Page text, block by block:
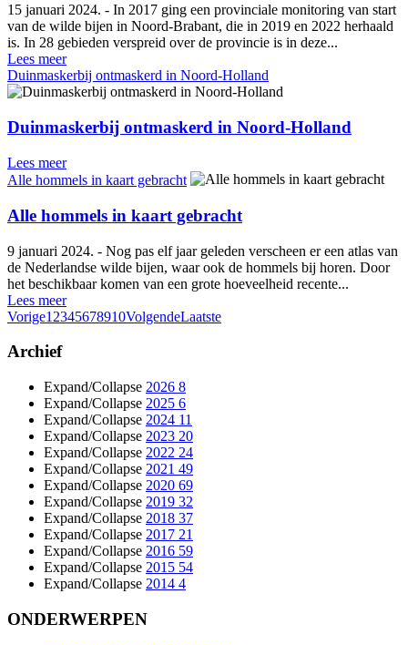
15 januari 2024. - In 2017 ging een provinciale monitoring van start
van de wilde bijen in Noord-Brabant, die in 2019 en 2022 herhaald
is. In 28 gebieden verspreid over de provincie is in deze...
Lees meer
Duinmaskerbij ontmaskerd in Noord-Holland
Duinmaskerbij ontmaskerd in Noord-Holland
Lees meer
Alle hommels in kaart gebracht
Alle hommels in kaart gebracht
9 januari 2024. - Nog pas elf jaar geleden verscheen er een atlas van
de Nederlandse wilde bijen, waar ook de hommels bij horen. Door
het beschikbaar komen van een grote hoeveelheid recente...
Lees meer
Vorige1 2345678910VolgendeLaatste
Archief
Expand/Collapse 2026 8
Expand/Collapse 2025 6
Expand/Collapse 2024 11
Expand/Collapse 2023 20
Expand/Collapse 2022 24
Expand/Collapse 2021 49
Expand/Collapse 2020 69
Expand/Collapse 2019 32
Expand/Collapse 2018 37
Expand/Collapse 2017 21
Expand/Collapse 2016 59
Expand/Collapse 2015 54
Expand/Collapse 2014 4
ONDERWERPEN